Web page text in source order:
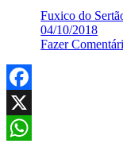
Fuxico do
04/10/2018
Fazer
Facebook
X